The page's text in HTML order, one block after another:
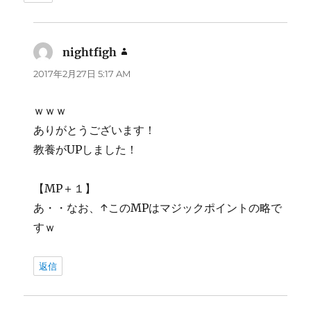
nightfigh
り:
2017年2月27日 5:17 AM
ｗｗｗ
ありがとうございます！
教養がUPしました！
【MP＋１】
あ・・なお、↑このMPはマジックポイントの略で
すｗ
返信